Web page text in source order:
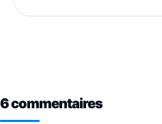
6 commentaires